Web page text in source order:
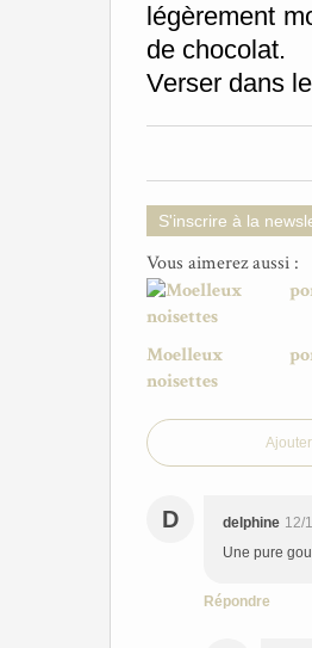
légèrement
de chocolat.
Verser dans
S'inscrire à la
Vous aimerez aussi :
Moelleux
noisettes
D delphine 12/
Une pure
Répondre